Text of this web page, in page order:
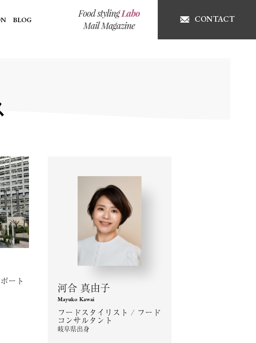
BLOG CONTACT
ート
河合 真由子
Mayuko Kawai
フードスタイリスト / フード
コンサルタント
岐阜県出身